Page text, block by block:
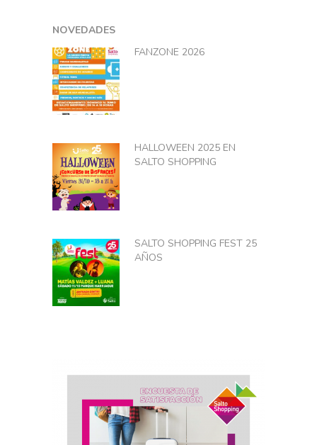
NOVEDADES
FANZONE 2026
HALLOWEEN 2025 EN
SALTO SHOPPING
SALTO SHOPPING FEST 25
AÑOS